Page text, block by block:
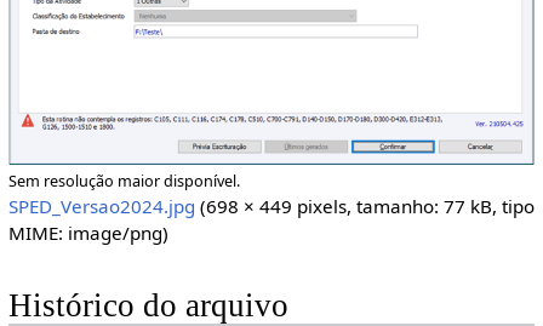
Sem resolução maior disponível.
SPED_Versao2024.jpg (698 × 449 pixels, tamanho: 77 kB, tipo
MIME: image/png)
Histórico do arquivo